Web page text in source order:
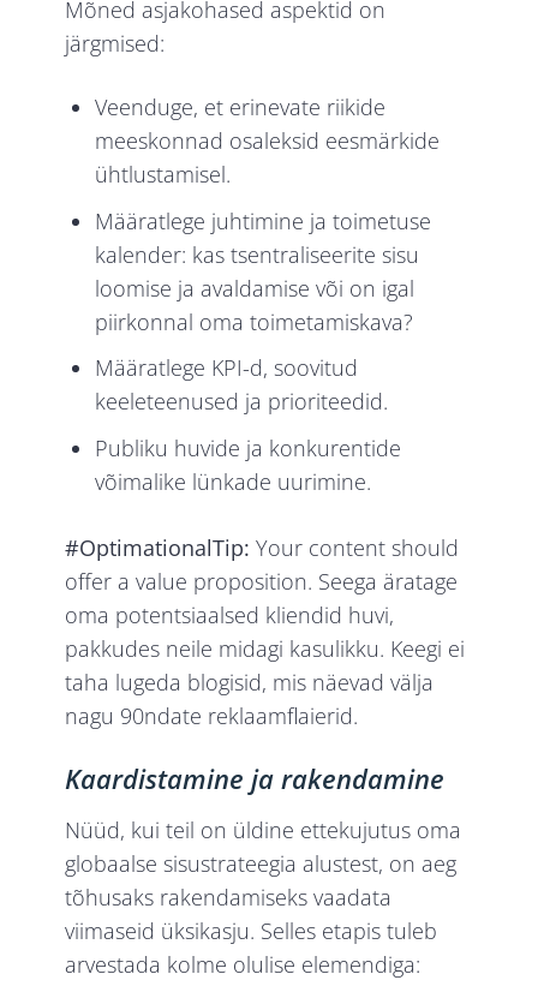
Mõned asjakohased aspektid on
järgmised:
Veenduge, et erinevate riikide
meeskonnad osaleksid eesmärkide
ühtlustamisel.
Määratlege juhtimine ja toimetuse
kalender: kas tsentraliseerite sisu
loomise ja avaldamise või on igal
piirkonnal oma toimetamiskava?
Määratlege KPI-d, soovitud
keeleteenused ja prioriteedid.
Publiku huvide ja konkurentide
võimalike lünkade uurimine.
#OptimationalTip: Your content should
offer a value proposition. Seega äratage
oma potentsiaalsed kliendid huvi,
pakkudes neile midagi kasulikku. Keegi ei
taha lugeda blogisid, mis näevad välja
nagu 90ndate reklaamflaierid.
Kaardistamine ja rakendamine
Nüüd, kui teil on üldine ettekujutus oma
globaalse sisustrateegia alustest, on aeg
tõhusaks rakendamiseks vaadata
viimaseid üksikasju. Selles etapis tuleb
arvestada kolme olulise elemendiga: